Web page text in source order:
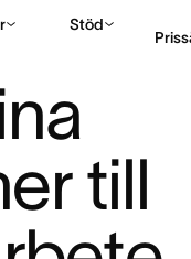
Stöd
till